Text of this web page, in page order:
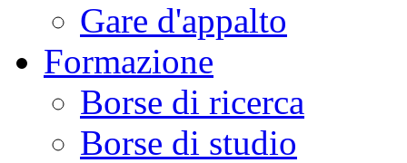
Gare d'appalto
Formazione
Borse di ricerca
Borse di studio